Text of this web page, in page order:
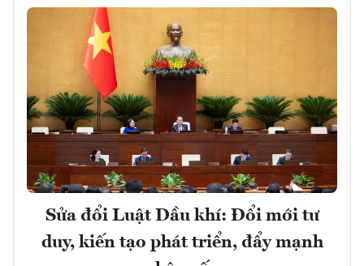
Sửa đổi Luật Dầu khí: Đổi mới tư
duy, kiến tạo phát triển, đẩy mạnh